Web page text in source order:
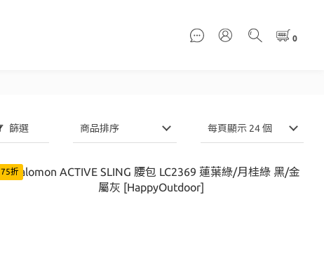
篩選 商品排序 每頁顯示 24 個
75折